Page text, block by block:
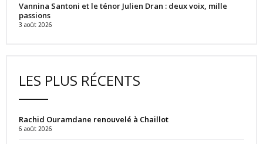
Vannina Santoni et le ténor Julien Dran : deux voix, mille
passions
3 août 2026
LES PLUS RÉCENTS
Rachid Ouramdane renouvelé à Chaillot
6 août 2026